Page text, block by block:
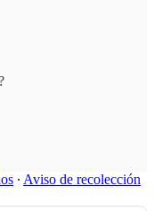
∙ Aviso de recolección